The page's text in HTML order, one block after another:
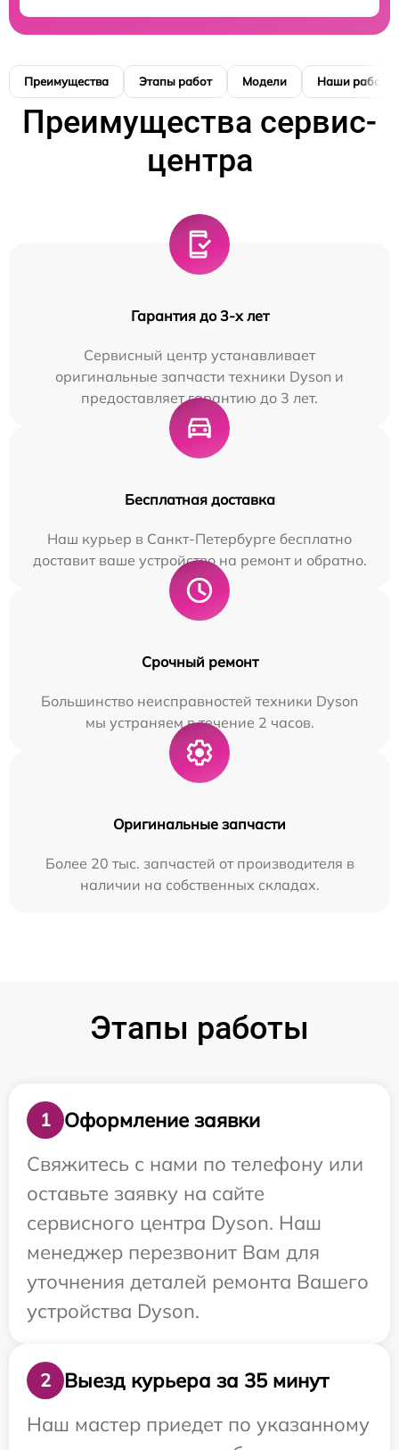
Преимущества Этапы работ Модели Наши работы
Преимущества сервис-
центра
Гарантия до 3-х лет
Сервисный центр устанавливает
оригинальные запчасти техники Dyson и
предоставляет гарантию до 3 лет.
Бесплатная доставка
Наш курьер в Санкт-Петербурге бесплатно
доставит ваше устройство на ремонт и обратно.
Срочный ремонт
Большинство неисправностей техники Dyson
мы устраняем в течение 2 часов.
Оригинальные запчасти
Более 20 тыс. запчастей от производителя в
наличии на собственных складах.
Этапы работы
1
Оформление заявки
Свяжитесь с нами по телефону или
оставьте заявку на сайте
сервисного центра Dyson. Наш
менеджер перезвонит Вам для
уточнения деталей ремонта Вашего
устройства Dyson.
2
Выезд курьера за 35 минут
Наш мастер приедет по указанному